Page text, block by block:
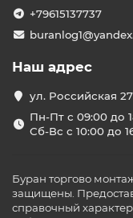
+79615137737
Наш адрес
ул. Российская
Пн-Пт с 09:00 до
Сб-Вс с 10:00 до
Буран торгово
защищены.
справочный